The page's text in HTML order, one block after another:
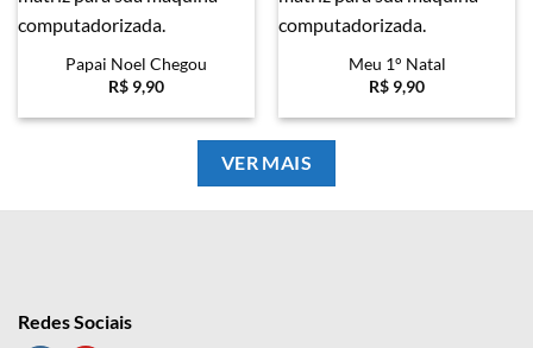
Papai Noel Chegou
R$ 9,90
Meu 1° Natal
R$ 9,90
VER MAIS
Redes Sociais